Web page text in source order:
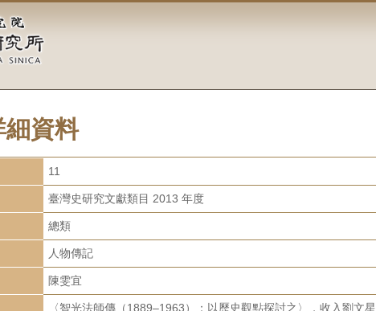
細資料
11
臺灣史研究文獻類目 2013 年度
總類
人物傳記
陳雯宜
〈智光法師傳（1889–1963）：以歷史觀點探討之〉，收入劉